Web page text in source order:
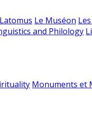
Latomus Le Muséon
and Philology
Monuments et